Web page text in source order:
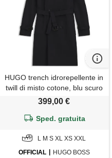
HUGO trench idrorepellente in
twill di misto cotone, blu scuro
399,00 €
Sped. gratuita
L M S XL XS XXL
OFFICIAL
HUGO BOSS